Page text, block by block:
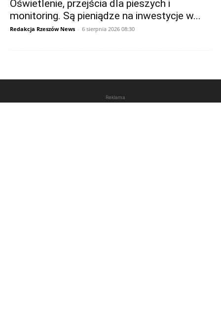
Oświetlenie, przejścia dla pieszych i
monitoring. Są pieniądze na inwestycje w...
Redakcja Rzeszów News - 6 sierpnia 2026 08:30
Reklama